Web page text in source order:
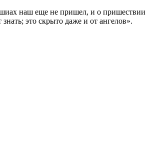
наш еще не пришел, и о пришествии
это скрыто даже и от ангелов».